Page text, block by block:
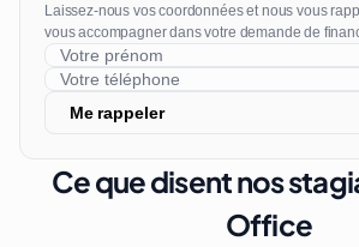
Laissez-nous vos coordonnées et nous vous
vous accompagner dans votre demande de
Me rappeler
Ce que disent nos
Office